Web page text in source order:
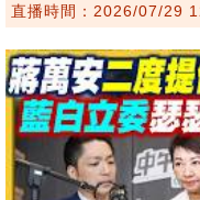
直播時間：2026/07/29